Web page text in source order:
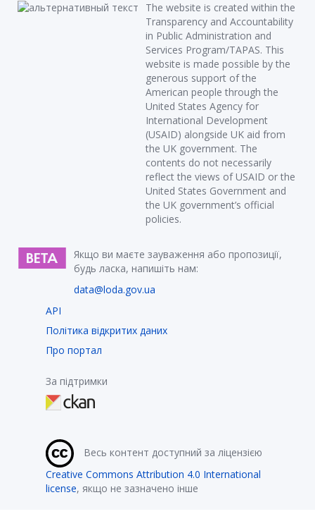
The website is created within the
Transparency and Accountability
in Public Administration and
Services Program/TAPAS. This
website is made possible by the
generous support of the
American people through the
United States Agency for
International Development
(USAID) alongside UK aid from
the UK government. The
contents do not necessarily
reflect the views of USAID or the
United States Government and
the UK government’s official
policies.
Якщо ви маєте зауваження або пропозиції,
будь ласка, напишіть нам:
data@loda.gov.ua
API
Політика відкритих даних
Про портал
За підтримки
Весь контент доступний за ліцензією
Creative Commons Attribution 4.0 International
license, якщо не зазначено інше